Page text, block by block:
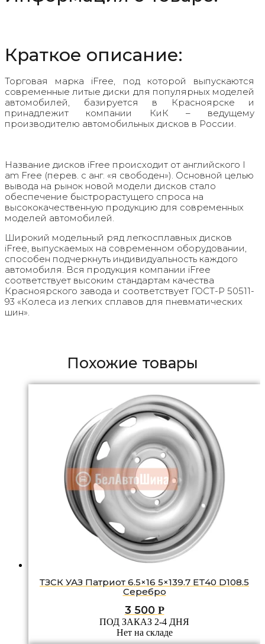
Краткое описание:
Торговая марка iFree, под которой выпускаются
современные литые диски для популярных моделей
автомобилей, базируется в Красноярске и
принадлежит компании КиК – ведущему
производителю автомобильных дисков в России.
Название дисков iFree происходит от английского I
am Free (перев. с анг. «я свободен»). Основной целью
вывода на рынок новой модели дисков стало
обеспечение быстрорастущего спроса на
высококачественную продукцию для современных
моделей автомобилей.
Широкий модельный ряд легкосплавных дисков
iFree, выпускаемых на современном оборудовании,
способен подчеркнуть индивидуальность каждого
автомобиля. Вся продукция компании iFree
соответствует высоким стандартам качества
Красноярского завода и соответствует ГОСТ-Р 50511-
93 «Колеса из легких сплавов для пневматических
шин».
Похожие товары
ТЗСК УАЗ Патриот 6.5×16 5×139.7 ET40 D108.5
Серебро
3 500 Р
ПОД ЗАКАЗ 2-4 ДНЯ
Нет на складе